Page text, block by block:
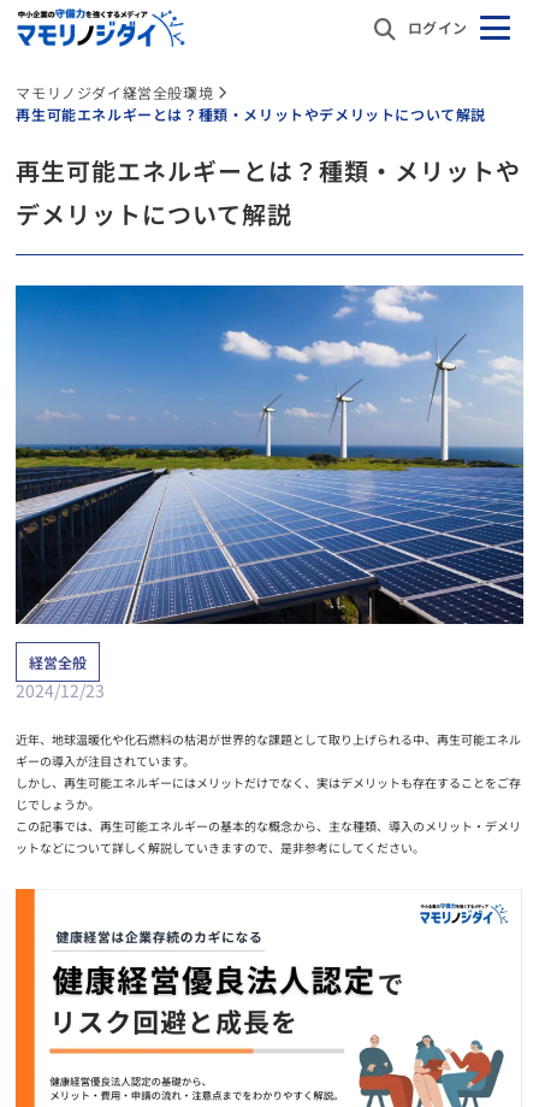
ログイン
マモリノジダイ経営全般環境
再生可能エネルギーとは？種類・メリットやデメリットについて解説
再生可能エネルギーとは？種類・メリットや
デメリットについて解説
経営全般
2024/12/23
近年、地球温暖化や化石燃料の枯渇が世界的な課題として取り上げられる中、再生可能エネル
ギーの導入が注目されています。
しかし、再生可能エネルギーにはメリットだけでなく、実はデメリットも存在することをご存
じでしょうか。
この記事では、再生可能エネルギーの基本的な概念から、主な種類、導入のメリット・デメリ
ットなどについて詳しく解説していきますので、是非参考にしてください。